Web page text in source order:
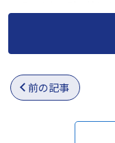
かもしれません。寝室
高まり、反対に睡眠を
れなくなってしまいま
前の記事